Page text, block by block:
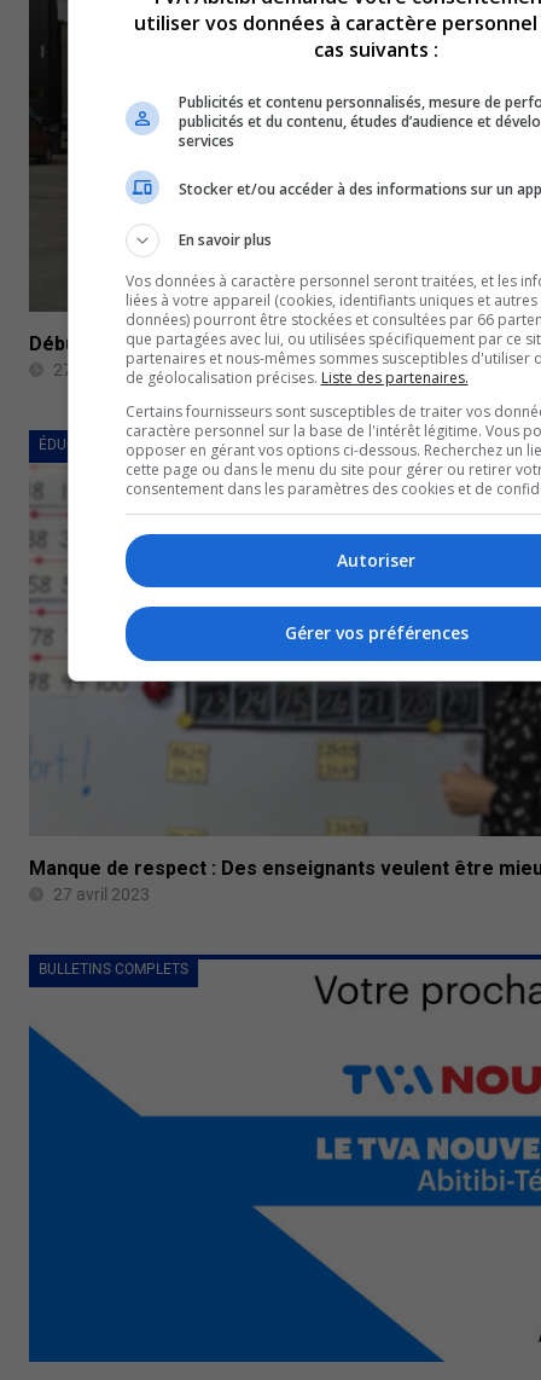
Début des travaux au centre-ville de Val-d’Or
27 avril 2023
ÉDUCATION
Manque de respect : Des enseignants veulent être
27 avril 2023
BULLETINS COMPLETS
utiliser vos données à caractère personnel
cas suivants :
Publicités et contenu personnalisés, mesure de
publicités et du contenu, études d’audience et
services
Stocker et/ou accéder à des informations sur un
En savoir plus
Vos données à caractère personnel seront traitées, et les
liées à votre appareil (cookies, identifiants uniques et
données) pourront être stockées et consultées par 66
que partagées avec lui, ou utilisées spécifiquement par ce
partenaires et nous-mêmes sommes susceptibles d'utiliser
de géolocalisation précises. Liste des partenaires.
Certains fournisseurs sont susceptibles de traiter vos
caractère personnel sur la base de l'intérêt légitime. Vous
opposer en gérant vos options ci-dessous. Recherchez un
cette page ou dans le menu du site pour gérer ou retirer
consentement dans les paramètres des cookies et de
Autoriser
Gérer vos préférences